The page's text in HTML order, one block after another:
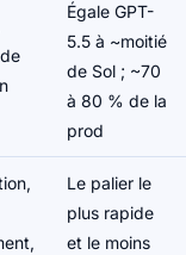
Égale GPT-
5.5 à ~moitié
de Sol ; ~70
à 80 % de la
prod
Le palier le
plus rapide
et le moins